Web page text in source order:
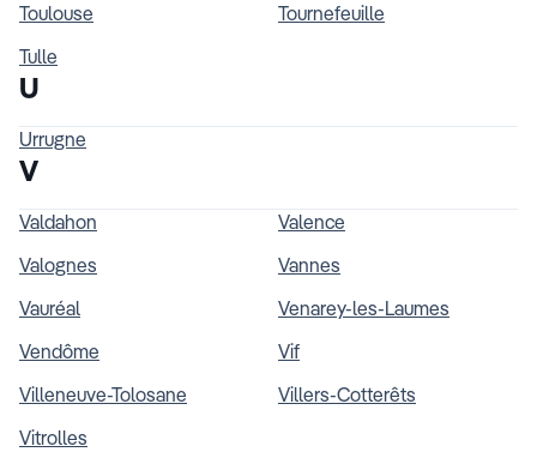
Toulouse
Tournefeuille
Tulle
U
Urrugne
V
Valdahon
Valence
Valognes
Vannes
Vauréal
Venarey-les-Laumes
Vendôme
Vif
Villeneuve-Tolosane
Villers-Cotterêts
Vitrolles